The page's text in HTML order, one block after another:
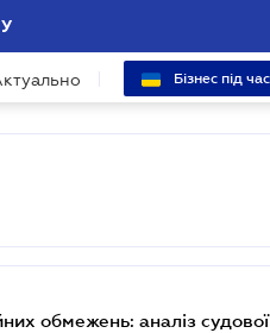
Бізнес під
обмежень: аналіз